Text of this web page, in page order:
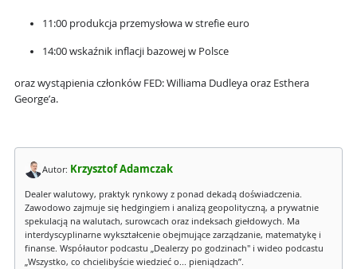
11:00 produkcja przemysłowa w strefie euro
14:00 wskaźnik inflacji bazowej w Polsce
oraz wystąpienia członków FED: Williama Dudleya oraz Esthera
George’a.
Autor: Krzysztof Adamczak
Dealer walutowy, praktyk rynkowy z ponad dekadą doświadczenia.
Zawodowo zajmuje się hedgingiem i analizą geopolityczną, a prywatnie
spekulacją na walutach, surowcach oraz indeksach giełdowych. Ma
interdyscyplinarne wykształcenie obejmujące zarządzanie, matematykę i
finanse. Współautor podcastu „Dealerzy po godzinach" i wideo podcastu
„Wszystko, co chcielibyście wiedzieć o... pieniądzach”.